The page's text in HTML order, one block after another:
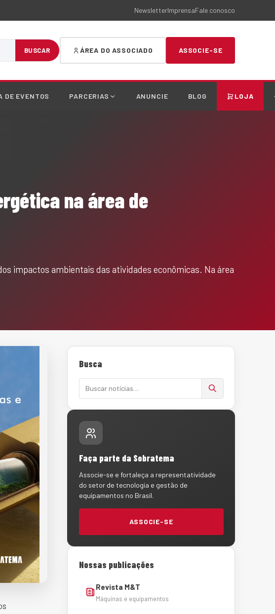
NewsletterImprensaFale conosco
BUSCAR ÁREA DO ASSOCIADO ASSOCIE-SE
DE EVENTOS PARCERIAS ANUNCIE BLOG LOJA
na área de
impactos ambientais das atividades econômicas. Na área
Busca
Buscar notícias
Faça parte da Sobratema
Associe-se e fortaleça a representatividade
do setor de tecnologia e gestão de
equipamentos no Brasil.
ASSOCIE-SE
Nossas publicações
Revista M&T
Máquinas e equipamentos